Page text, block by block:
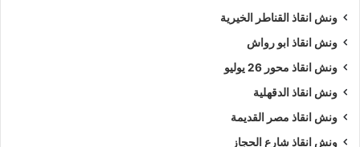
ونش انقاذ القناطر الخيرية
ونش انقاذ ابو رواش
ونش انقاذ محور 26 يوليو
ونش انقاذ الدقهلية
ونش انقاذ مصر القديمة
ونش انقاذ شارع الحجاز